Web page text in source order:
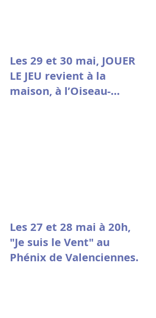
Les 29 et 30 mai, JOUER
LE JEU revient à la
maison, à l’Oiseau-
Les 27 et 28 mai à 20h,
"Je suis le Vent" au
Phénix de Valenciennes.